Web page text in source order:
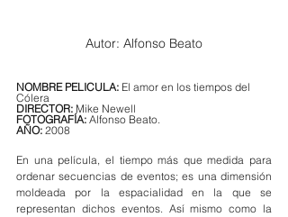
Autor: Alfonso Beato
NOMBRE PELICULA: El amor en los tiempos del
Cólera
DIRECTOR: Mike Newell
FOTOGRAFÍA: Alfonso Beato.
AÑO: 2008
En una película, el tiempo más que medida para
ordenar secuencias de eventos; es una dimensión
moldeada por la espacialidad en la que se
representan dichos eventos. Así mismo como la